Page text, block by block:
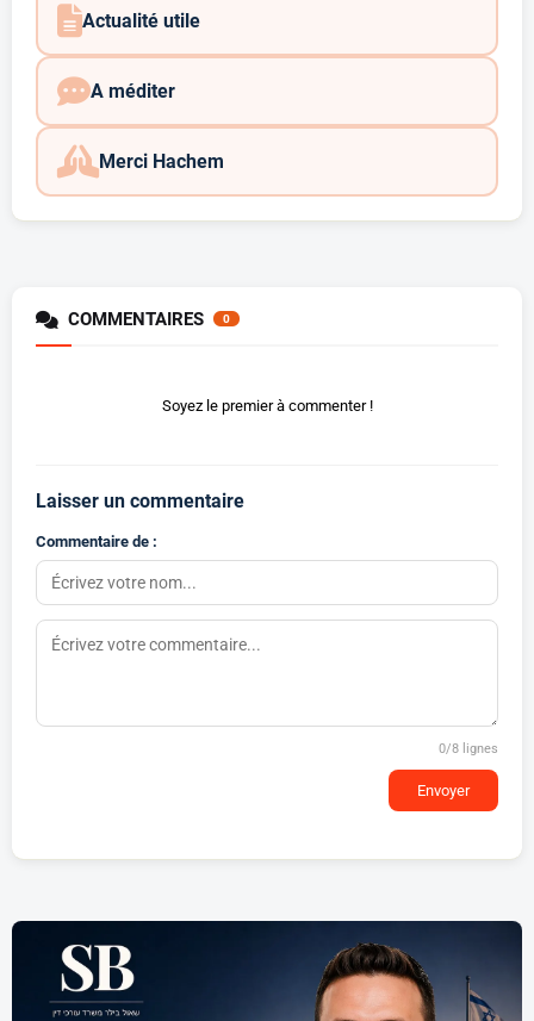
Actualité utile
A méditer
Merci Hachem
COMMENTAIRES 0
Soyez le premier à commenter !
Laisser un commentaire
Commentaire de :
0/8 lignes
Envoyer